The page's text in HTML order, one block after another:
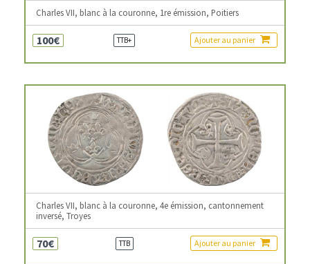
Charles VII, blanc à la couronne, 1re émission, Poitiers
100€ TTB+ Ajouter au panier
Charles VII, blanc à la couronne, 4e émission, cantonnement
inversé, Troyes
70€ TTB Ajouter au panier